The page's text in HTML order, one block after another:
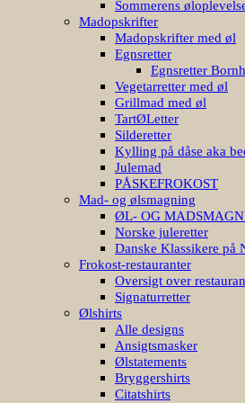
Sommerens
Madopskrifter
Madopskrifter med øl
Egnsretter
Egnsretter
Vegetarretter med øl
Grillmad med øl
TartØLetter
Silderetter
Kylling på dåse aka
Julemad
PÅSKEFROKOST
Mad- og ølsmagning
ØL- OG
Norske juleretter
Danske Klassikere på
Frokost-restauranter
Oversigt over
Signaturretter
Ølshirts
Alle designs
Ansigtsmasker
Ølstatements
Bryggershirts
Citatshirts